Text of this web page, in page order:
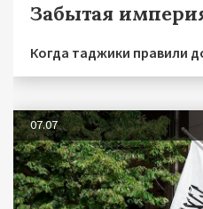
Забытая
Когда таджики правили
07.07